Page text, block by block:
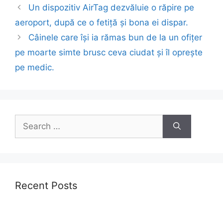
Post
navigation
Un dispozitiv AirTag dezvăluie o răpire pe
aeroport, după ce o fetiță și bona ei dispar.
Câinele care își ia rămas bun de la un ofițer
pe moarte simte brusc ceva ciudat și îl oprește
pe medic.
Search
for:
Recent Posts